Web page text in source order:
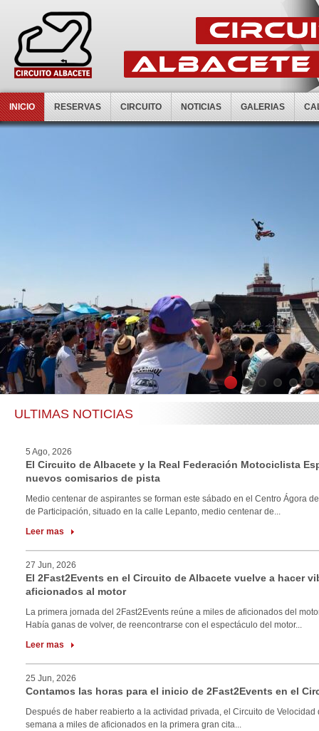
INICIO RESERVAS CIRCUITO NOTICIAS GALERIAS
1 2 3 4 5 6
ULTIMAS NOTICIAS
5 Ago, 2026
El Circuito de Albacete y la Real Federación Motociclista
nuevos comisarios de pista
Medio centenar de aspirantes se forman este sábado en el Centro Ágora
de Participación, situado en la calle Lepanto, medio centenar de...
Leer mas
27 Jun, 2026
El 2Fast2Events en el Circuito de Albacete vuelve a hacer
aficionados al motor
La primera jornada del 2Fast2Events reúne a miles de aficionados del
Había ganas de volver, de reencontrarse con el espectáculo del motor...
Leer mas
25 Jun, 2026
Contamos las horas para el inicio de 2Fast2Events en el
Después de haber reabierto a la actividad privada, el Circuito de Velocidad
semana a miles de aficionados en la primera gran cita...